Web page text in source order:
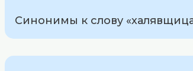
Синонимы к слову